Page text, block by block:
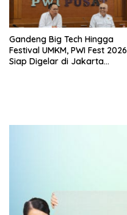
Gandeng Big Tech Hingga
Festival UMKM, PWI Fest 2026
Siap Digelar di Jakarta